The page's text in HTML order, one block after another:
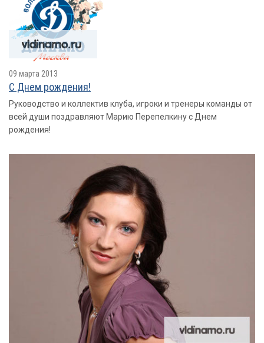
09 марта 2013
С Днем рождения!
Руководство и коллектив клуба, игроки и тренеры команды от
всей души поздравляют Марию Перепелкину с Днем
рождения!